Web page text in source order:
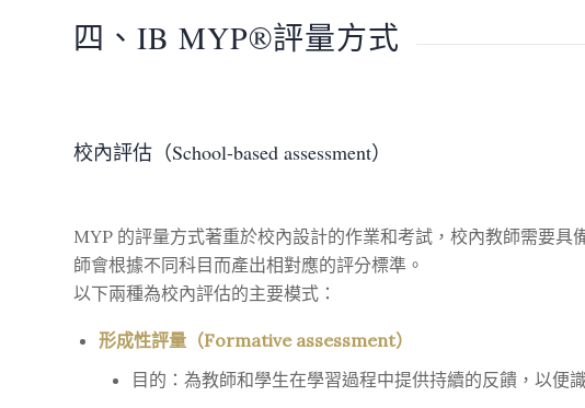
四、IB MYP®評量方式
校內評估（School-based assessment）
MYP 的評量方式著重於校內設計的作業和考試，校內教師需要
師會根據不同科目而產出相對應的評分標準。
以下兩種為校內評估的主要模式：
形成性評量（Formative assessment）
目的：為教師和學生在學習過程中提供持續的反饋，以便